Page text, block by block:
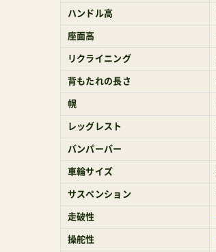
ハンドル高
座面高
リクライニング
背もたれの長さ
幌
レッグレスト
バンパーバー
車輪サイズ
サスペンション
走破性
操舵性